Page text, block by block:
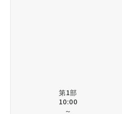
第1部
10:00
～